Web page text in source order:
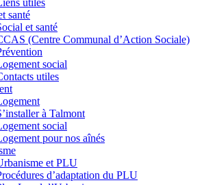
utiles
santé
et santé
(Centre Communal d’Action Sociale)
social
utiles
à Talmont
social
pour nos aînés
et PLU
d’adaptation du PLU